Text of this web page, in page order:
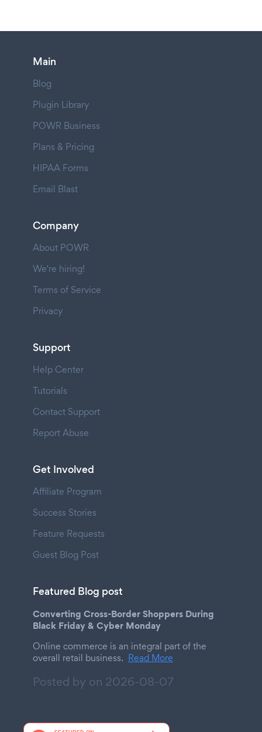
Main
Blog
Plugin Library
POWR Business
Plans & Pricing
HIPAA Forms
Email Blast
Company
About POWR
We're hiring!
Terms of Service
Privacy
Support
Help Center
Tutorials
Contact Support
Report Abuse
Get Involved
Affiliate Program
Success Stories
Feature Requests
Guest Blog Post
Featured Blog post
Converting Cross-Border Shoppers During
Black Friday & Cyber Monday
Online commerce is an integral part of the
overall retail business. Read More
Posted by on 2026-08-07